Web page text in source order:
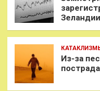
Зеландии
Из-за